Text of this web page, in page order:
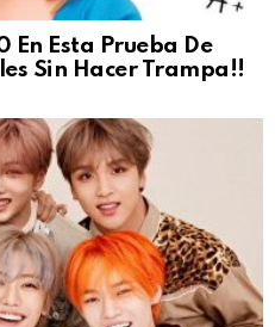
En Esta Prueba De
Sin Hacer Trampa!!